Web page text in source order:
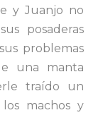
y Juanjo no
posaderas
problemas
una manta
traído un
machos y